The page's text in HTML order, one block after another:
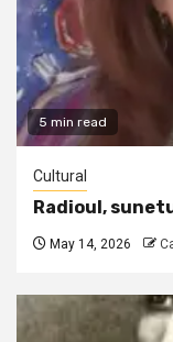
5 min read
Cultural
Radioul,
May 14, 2026